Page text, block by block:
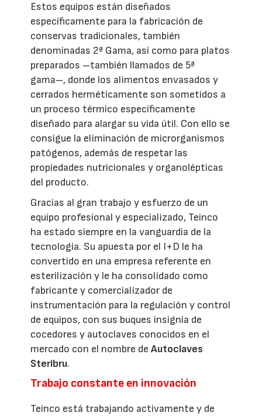
Estos equipos están diseñados
específicamente para la fabricación de
conservas tradicionales, también
denominadas 2ª Gama, así como para platos
preparados –también llamados de 5ª
gama–, donde los alimentos envasados y
cerrados herméticamente son sometidos a
un proceso térmico específicamente
diseñado para alargar su vida útil. Con ello se
consigue la eliminación de microrganismos
patógenos, además de respetar las
propiedades nutricionales y organolépticas
del producto.
Gracias al gran trabajo y esfuerzo de un
equipo profesional y especializado, Teinco
ha estado siempre en la vanguardia de la
tecnología. Su apuesta por el I+D le ha
convertido en una empresa referente en
esterilización y le ha consolidado como
fabricante y comercializador de
instrumentación para la regulación y control
de equipos, con sus buques insignia de
cocedores y autoclaves conocidos en el
mercado con el nombre deAutoclaves
Steribru.
Trabajo constante en innovación
Teinco está trabajando activamente y de